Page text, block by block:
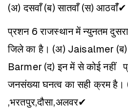
(अ) दसवाँ (ब) सातवाँ (स) आठवांँ✔
प्रशन 6 राजस्थान में न्युनतम
जिले का है। (अ) Jaisalmer
Barmer (द) इन में से कोई नहीं
जनसंख्या घनत्व का सही क्रम है।
,भरतपुर,दौसा,अलवर✔